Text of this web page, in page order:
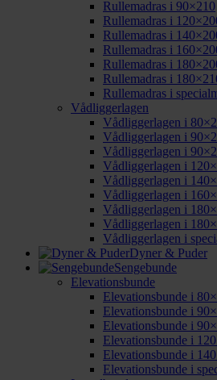
Rullemadras i 90×210
Rullemadras i
Rullemadras i
Rullemadras i
Rullemadras i
Rullemadras i
Rullemadras i
Vådliggerlagen
Vådliggerlagen i
Vådliggerlagen i
Vådliggerlagen i
Vådliggerlagen i
Vådliggerlagen i
Vådliggerlagen i
Vådliggerlagen i
Vådliggerlagen i
Vådliggerlagen i
Dyner & Puder
Sengebunde
Elevationsbunde
Elevationsbunde i
Elevationsbunde i
Elevationsbunde i
Elevationsbunde i
Elevationsbunde i
Elevationsbunde i